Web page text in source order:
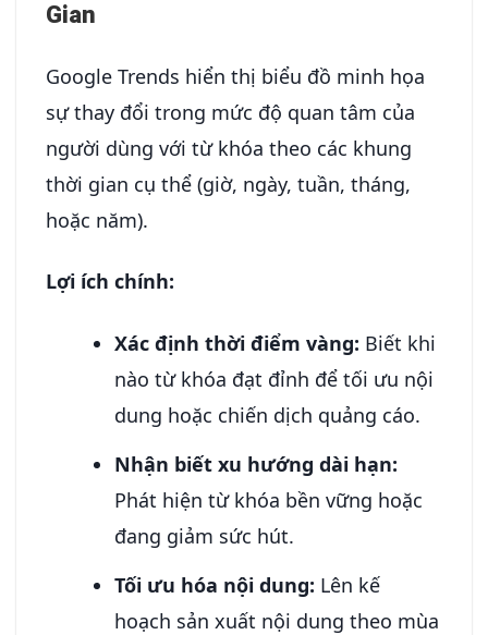
Gian
Google Trends hiển thị biểu đồ minh họa
sự thay đổi trong mức độ quan tâm của
người dùng với từ khóa theo các khung
thời gian cụ thể (giờ, ngày, tuần, tháng,
hoặc năm).
Lợi ích chính:
Xác định thời điểm vàng: Biết khi
nào từ khóa đạt đỉnh để tối ưu nội
dung hoặc chiến dịch quảng cáo.
Nhận biết xu hướng dài hạn:
Phát hiện từ khóa bền vững hoặc
đang giảm sức hút.
Tối ưu hóa nội dung: Lên kế
hoạch sản xuất nội dung theo mùa